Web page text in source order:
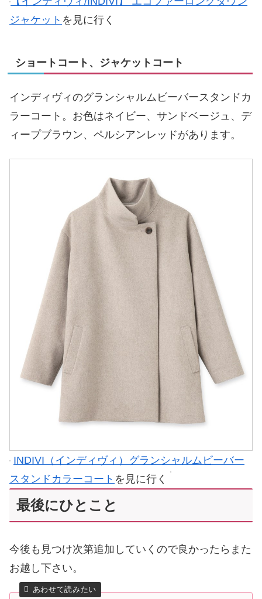
ジャケット を見に行く
ショートコート、ジャケットコート
インディヴィのグランシャルムビーバースタンドカ
ラーコート。お色はネイビー、サンドベージュ、デ
ィープブラウン、ペルシアンレッドがあります。
INDIVI（インディヴィ）グランシャルムビーバー
スタンドカラーコート を見に行く
最後にひとこと
今後も見つけ次第追加していくので良かったらまた
お越し下さい。